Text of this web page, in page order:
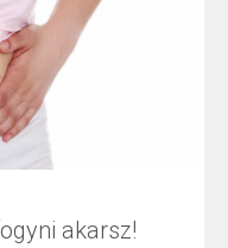
akarsz!